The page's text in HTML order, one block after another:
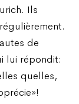
Ils
de
lui répondit:
quelles,